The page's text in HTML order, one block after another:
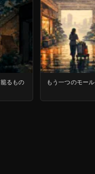
るもの もう一つのモール